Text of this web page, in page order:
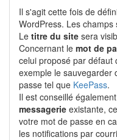
Il s'agit cette fois de
WordPress. Les champs
Le titre du site sera
Concernant le mot de
celui proposé par défaut
exemple le sauvegarder
passe tel que KeePass.
Il est conseillé
messagerie existante,
votre mot de passe en
les notifications par